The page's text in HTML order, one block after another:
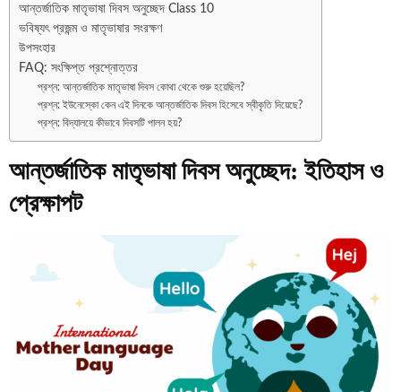
আন্তর্জাতিক মাতৃভাষা দিবস অনুচ্ছেদ Class 10
ভবিষ্যৎ প্রজন্ম ও মাতৃভাষার সংরক্ষণ
উপসংহার
FAQ: সংক্ষিপ্ত প্রশ্নোত্তর
প্রশ্ন: আন্তর্জাতিক মাতৃভাষা দিবস কোথা থেকে শুরু হয়েছিল?
প্রশ্ন: ইউনেস্কো কেন এই দিনকে আন্তর্জাতিক দিবস হিসেবে স্বীকৃতি দিয়েছে?
প্রশ্ন: বিদ্যালয়ে কীভাবে দিবসটি পালন হয়?
আন্তর্জাতিক মাতৃভাষা দিবস অনুচ্ছেদ: ইতিহাস ও
প্রেক্ষাপট